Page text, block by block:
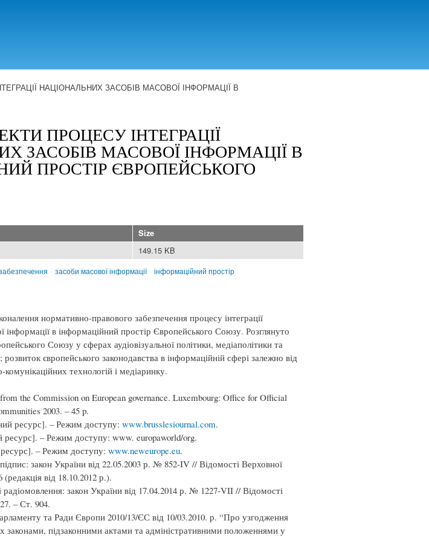
НАЦІОНАЛЬНИХ ЗАСОБІВ МАСОВОЇ ІНФОРМАЦІЇ В
ПРОЦЕСУ ІНТЕГРАЦІЇ
ЗАСОБІВ МАСОВОЇ ІНФОРМАЦІЇ В
ПРОСТІР ЄВРОПЕЙСЬКОГО
Size
149.15 KB
засоби масової інформації
інформаційний простір
нормативно-правового забезпечення процесу інтеграції
інформації в інформаційний простір Європейського Союзу. Розглянуто
Союзу у сферах аудіовізуальної політики, медіаполітики та
розвиток європейського законодавства в інформаційній сфері залежно від
технологій і медіаринку.
the Commission on European governance. Luxembourg: Office for Official
2003. – 45 p.
ресурс]. – Режим доступу: www.brusslesiournal.com.
ресурс]. – Режим доступу: www. europaworld/org.
– Режим доступу: www.neweurope.eu.
закон України від 22.05.2003 р. № 852-IV // Відомості Верховної
від 18.10.2012 р.).
радіомовлення: закон України від 17.04.2014 р. № 1227-VII // Відомості
– Ст. 904.
та Ради Європи 2010/13/ЄС від 10/03.2010. р. “Про узгодження
законами, підзаконними актами та адміністративними положеннями у